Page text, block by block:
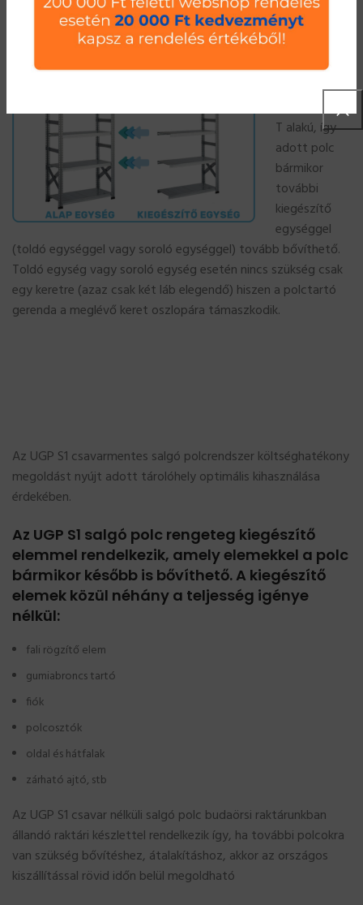
összeszerelésben, illetveösszeszerelési videois a felhasználók
rendelkezésre áll.
Mivel az UGP
S1 salgó polc
T alakú, így
adott polc
bármikor
további
kiegészítő
egységgel
(toldó egységgel vagy soroló egységgel) tovább bővíthető.
Toldó egység vagy soroló egység esetén nincs szükség csak
egy keretre (azaz csak két láb elegendő) hiszen a polctartó
gerenda a meglévő keret oszlopára támaszkodik.
Az UGP S1 csavarmentes salgó polcrendszer költséghatékony
megoldást nyújt adott tárolóhely optimális kihasználása
érdekében.
Az UGP S1 salgó polc rengeteg kiegészítő
elemmel rendelkezik, amely elemekkel a polc
bármikor később is bővíthető. A kiegészítő
elemek közül néhány a teljesség igénye
nélkül:
fali rögzítő elem
gumiabroncs tartó
fiók
polcosztók
oldal és hátfalak
zárható ajtó, stb
Az UGP S1 csavar nélküli salgó polc budaörsi raktárunkban
állandó raktári készlettel rendelkezik így, ha további polcokra
van szükség bővítéshez, átalakításhoz, akkor az országos
kiszállítással rövid időn belül megoldható